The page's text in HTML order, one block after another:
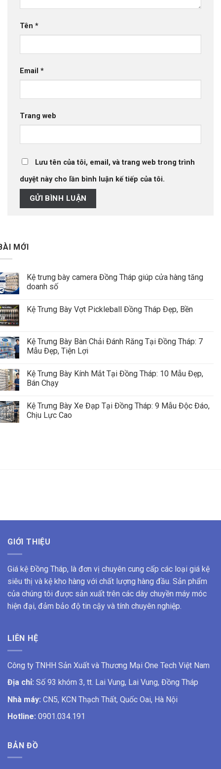
Tên *
Email *
Trang web
Lưu tên của tôi, email, và trang web trong trình
duyệt này cho lần bình luận kế tiếp của tôi.
MỚI
Kệ trưng bày camera Đồng Tháp giúp cửa hàng tăng
doanh số
Kệ Trưng Bày Vợt Pickleball Đồng Tháp Đẹp, Bền
Kệ Trưng Bày Bàn Chải Đánh Răng Tại Đồng Tháp: 7
Mẫu Đẹp, Tiện Lợi
Kệ Trưng Bày Kính Mắt Tại Đồng Tháp: 10 Mẫu Đẹp,
Bán Chạy
Kệ Trưng Bày Xe Đạp Tại Đồng Tháp: 9 Mẫu Độc Đáo,
Chịu Lực Cao
GIỚI THIỆU
Giá kệ Đồng Tháp, là đơn vị chuyên cung cấp các loại giá kệ
siêu thị và kệ kho hàng với chất lượng hàng đầu. Sản phẩm
của chúng tôi được sản xuất trên các dây chuyền máy móc
hiện đại, đảm bảo độ tin cậy và tính chuyên nghiệp.
LIÊN HỆ
Công ty TNHH Sản Xuất và Thương Mại One Tech Việt Nam
Địa chỉ: Số 93 khóm 3, tt. Lai Vung, Lai Vung, Đồng Tháp
Nhà máy: CN5, KCN Thạch Thất, Quốc Oai, Hà Nội
Hotline: 0901.034.191
BẢN ĐỒ